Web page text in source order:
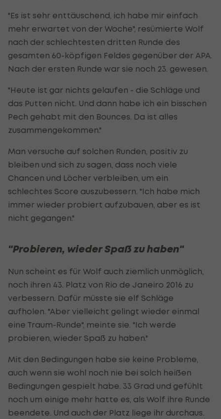
"Es ist sehr enttäuschend, ich habe mir einfach
mehr erwartet von der Woche", resümierte Wolf
nach der schlechtesten dritten Runde des
gesamten 60-köpfigen Feldes gegenüber der APA.
Nach der ersten Runde war sie noch 23. gewesen.
"Heute ist gar nichts gelaufen - die Schläge und
das Putten nicht. Und dann habe ich ein bisschen
Pech gehabt mit den Bounces. Da ist alles
zusammengekommen."
Man versuche auf solchen Runden, positiv zu
bleiben und sich zu sagen, dass noch viele
Chancen und Löcher verbleiben, um ein
schlechtes Score auszubessern. "Ich habe mich
immer wieder probiert aufzubauen, aber es ist
nicht gegangen."
"Probieren, wieder Spaß zu haben"
Nun scheint es für Wolf auch ziemlich unmöglich,
noch ihren 43. Platz von Rio de Janeiro 2016 zu
verbessern. Dafür müsste sie elf Schläge
aufholen. "Aber vielleicht gelingt wieder einmal
eine Traum-Runde", meinte sie. "Ich werde
probieren, wieder Spaß zu haben."
Mit den Bedingungen habe sie keine Probleme,
auch wenn sie wohl noch nie bei solch heißen
Bedingungen gespielt habe. 33 Grad und gefühlt
noch um einige mehr hatte es, als Wolf ihre Runde
beendete. Und auch der Platz liege ihr durchaus.